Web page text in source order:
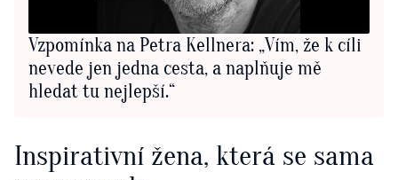
Vzpomínka na Petra Kellnera: „Vím, že k cíli
nevede jen jedna cesta, a naplňuje mě
hledat tu nejlepší.“
Inspirativní žena, která se sama